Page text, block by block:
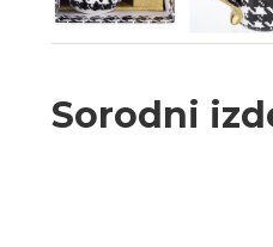
Sorodni